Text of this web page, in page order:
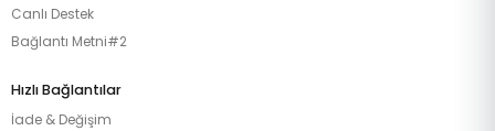
Canlı Destek
Bağlantı Metni#2
Hızlı Bağlantılar
İade & Değişim